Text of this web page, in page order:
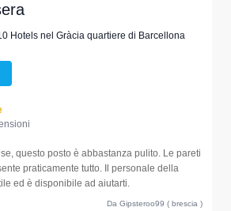
Hotels nel Gràcia quartiere di Barcellona
questo posto è abbastanza pulito. Le pareti
praticamente tutto. Il personale della
ed è disponibile ad aiutarti.
Da Gipsteroo99 ( brescia )